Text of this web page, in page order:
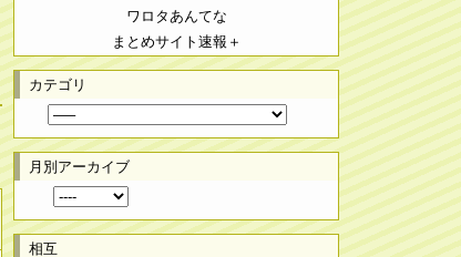
ワロタあんてな
まとめサイト速報＋
カテゴリ
月別アーカイブ
相互